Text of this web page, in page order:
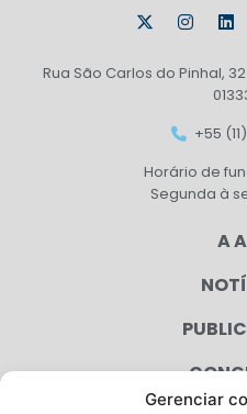
Gerenciar
Rua São Carlos do Pinhal,
+55
Horário de
Segunda à
A